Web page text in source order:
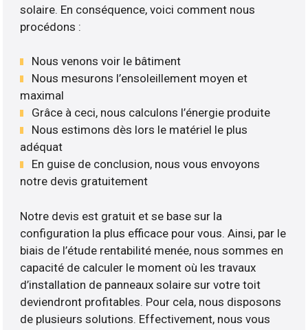
solaire. En conséquence, voici comment nous
procédons :
Nous venons voir le bâtiment
Nous mesurons l’ensoleillement moyen et
maximal
Grâce à ceci, nous calculons l’énergie produite
Nous estimons dès lors le matériel le plus
adéquat
En guise de conclusion, nous vous envoyons
notre devis gratuitement
Notre devis est gratuit et se base sur la
configuration la plus efficace pour vous. Ainsi, par le
biais de l’étude rentabilité menée, nous sommes en
capacité de calculer le moment où les travaux
d’installation de panneaux solaire sur votre toit
deviendront profitables. Pour cela, nous disposons
de plusieurs solutions. Effectivement, nous vous